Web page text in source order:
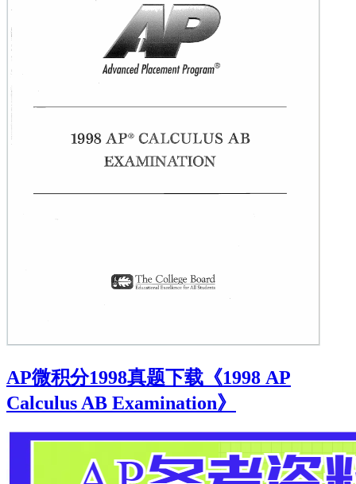
AP微积分1998真题下载《1998 AP
Calculus AB Examination》